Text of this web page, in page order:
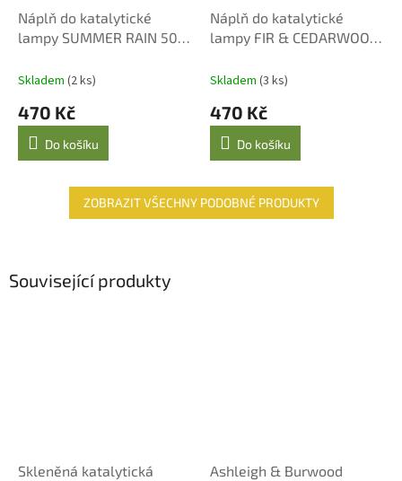
Náplň do katalytické
lampy SUMMER RAIN 500
Skladem (2 ks)
470 Kč
Do košíku
Náplň do katalytické
lampy FIR & CEDARWOOD
Skladem (3 ks)
470 Kč
Do košíku
ZOBRAZIT VŠECHNY PODOBNÉ PRODUKTY
Související produkty
Skleněná katalytická
Ashleigh & Burwood